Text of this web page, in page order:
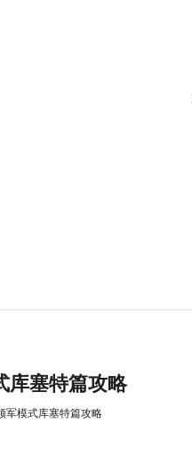
库塞特篇攻略
军模式库塞特篇攻略